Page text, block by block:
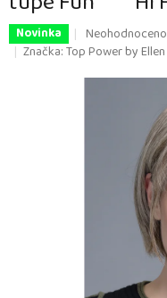
Novinka
Průměrné
hodnocení
je
Neohodnoceno
Značka:Top Power by